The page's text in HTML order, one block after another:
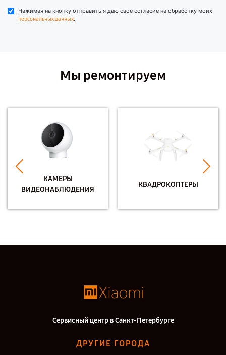
Нажимая на кнопку отправить я даю свое согласие на обработку моих
персональных данных.
Мы ремонтируем
КАМЕРЫ
ВИДЕОНАБЛЮДЕНИЯ
КВАДРОКОПТЕРЫ
Сервисный центр в Санкт-Петербурге
ДРУГИЕ ГОРОДА